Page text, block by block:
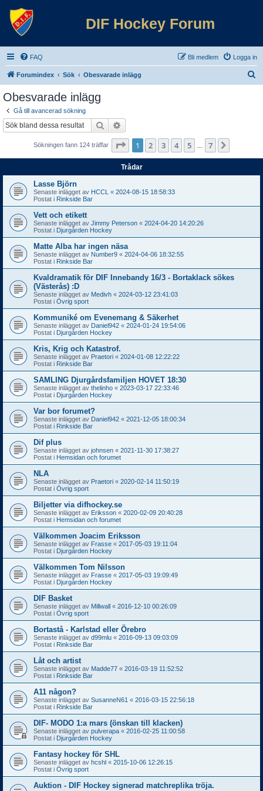
DIF Hockey Forum
FAQ Logga in
Bli medlem
Forumindex Sök Obesvarade inlägg
Obesvarade inlägg
Gå till avancerad sökning
Sök
Sökningen fann 124 träffar Sida av 7
1 2 3 4 5 7
Trådar
Lasse Björn
Senaste inlägget av HCCL « 2024-08-15 18:58:33
Postat i Rinkside Bar
Vett och etikett
Senaste inlägget av Jimmy Peterson « 2024-04-20 14:20:26
Postat i Djurgården Hockey
Matte Alba har ingen näsa
Senaste inlägget av Number9 « 2024-04-06 18:32:55
Postat i Rinkside Bar
Kvaldramatik för DIF Innebandy 16/3 - Bortaklack sökes
(Västerås) :D
Senaste inlägget av Medivh « 2024-03-12 23:41:03
Postat i Övrig sport
Kommuniké om Evenemang & Säkerhet
Senaste inlägget av Daniel942 « 2024-01-24 19:54:06
Postat i Djurgården Hockey
Kris, Krig och Katastrof.
Senaste inlägget av Praetori « 2024-01-08 12:22:22
Postat i Rinkside Bar
SAMLING Djurgårdsfamiljen HOVET 18:30
Senaste inlägget av thelinho « 2023-03-17 22:33:46
Postat i Djurgården Hockey
Var bor forumet?
Senaste inlägget av Daniel942 « 2021-12-05 18:00:34
Postat i Rinkside Bar
Dif plus
Senaste inlägget av johnsen « 2021-11-30 17:38:27
Postat i Hemsidan och forumet
NLA
Senaste inlägget av Praetori « 2020-02-14 11:50:19
Postat i Övrig sport
Biljetter via difhockey.se
Senaste inlägget av Eriksson « 2020-02-09 20:40:28
Postat i Hemsidan och forumet
Välkommen Joacim Eriksson
Senaste inlägget av Frasse « 2017-05-03 19:11:04
Postat i Djurgården Hockey
Välkommen Tom Nilsson
Senaste inlägget av Frasse « 2017-05-03 19:09:49
Postat i Djurgården Hockey
DIF Basket
Senaste inlägget av Millwall « 2016-12-10 00:26:09
Postat i Övrig sport
Bortastå - Karlstad eller Örebro
Senaste inlägget av d99mlu « 2016-09-13 09:03:09
Postat i Rinkside Bar
Låt och artist
Senaste inlägget av Madde77 « 2016-03-19 11:52:52
Postat i Rinkside Bar
A11 någon?
Senaste inlägget av SusanneN61 « 2016-03-15 22:56:18
Postat i Rinkside Bar
DIF- MODO 1:a mars (önskan till klacken)
Senaste inlägget av pulverapa « 2016-02-25 11:00:58
Postat i Djurgården Hockey
Fantasy hockey för SHL
Senaste inlägget av hcshl « 2015-10-06 12:26:15
Postat i Övrig sport
Auktion - DIF Hockey signerad matchreplika tröja.